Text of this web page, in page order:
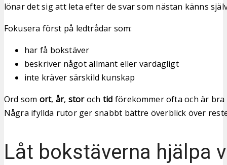
lönar det sig att leta efter de svar som nästan känns
Fokusera först på ledtrådar som:
har få bokstäver
beskriver något allmänt eller vardagligt
inte kräver särskild kunskap
Ord som ort,år,storochtid förekommer ofta och är
Några ifyllda rutor ger snabbt bättre överblick över
Låt bokstäverna hjälpa